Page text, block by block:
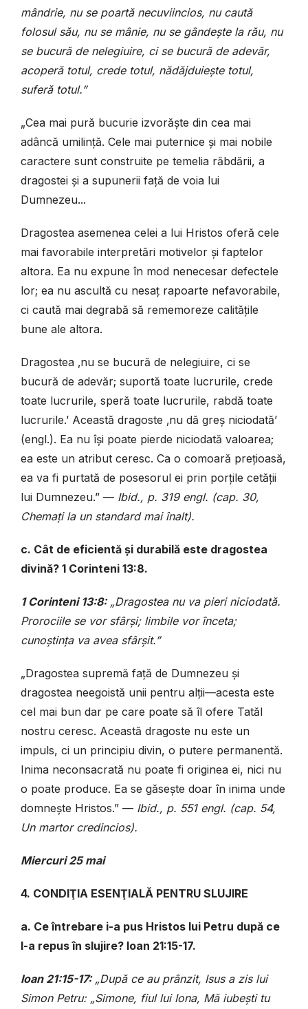
mândrie, nu se poartă necuviincios, nu caută
folosul său, nu se mânie, nu se gândește la rău, nu
se bucură de nelegiuire, ci se bucură de adevăr,
acoperă totul, crede totul, nădăjduiește totul,
suferă totul.”
„Cea mai pură bucurie izvorăște din cea mai
adâncă umilință. Cele mai puternice și mai nobile
caractere sunt construite pe temelia răbdării, a
dragostei și a supunerii față de voia lui
Dumnezeu...
Dragostea asemenea celei a lui Hristos oferă cele
mai favorabile interpretări motivelor și faptelor
altora. Ea nu expune în mod nenecesar defectele
lor; ea nu ascultă cu nesaț rapoarte nefavorabile,
ci caută mai degrabă să rememoreze calitățile
bune ale altora.
Dragostea ‚nu se bucură de nelegiuire, ci se
bucură de adevăr; suportă toate lucrurile, crede
toate lucrurile, speră toate lucrurile, rabdă toate
lucrurile.’ Această dragoste ‚nu dă greș niciodată’
(engl.). Ea nu își poate pierde niciodată valoarea;
ea este un atribut ceresc. Ca o comoară prețioasă,
ea va fi purtată de posesorul ei prin porțile cetății
lui Dumnezeu.” — Ibid., p. 319 engl. (cap. 30,
Chemați la un standard mai înalt).
c. Cât de eficientă și durabilă este dragostea
divină? 1 Corinteni 13:8.
1 Corinteni 13:8:„Dragostea nu va pieri niciodată.
Prorociile se vor sfârși; limbile vor înceta;
cunoștința va avea sfârșit.”
„Dragostea supremă față de Dumnezeu și
dragostea neegoistă unii pentru alții—acesta este
cel mai bun dar pe care poate să îl ofere Tatăl
nostru ceresc. Această dragoste nu este un
impuls, ci un principiu divin, o putere permanentă.
Inima neconsacrată nu poate fi originea ei, nici nu
o poate produce. Ea se găsește doar în inima unde
domnește Hristos.” — Ibid., p. 551 engl. (cap. 54,
Un martor credincios).
Miercuri 25 mai
4. CONDIŢIA ESENŢIALĂ PENTRU SLUJIRE
a. Ce întrebare i-a pus Hristos lui Petru după ce
l-a repus în slujire? Ioan 21:15-17.
Ioan 21:15-17:„După ce au prânzit, Isus a zis lui
Simon Petru: „Simone, fiul lui Iona, Mă iubești tu